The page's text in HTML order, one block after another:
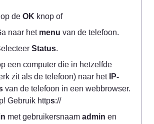
op de OK knop of
naar het menu van de telefoon.
Status.
een computer die in hetzelfde
zit als de telefoon) naar het IP-
van de telefoon in een webbrowser.
Gebruik https://
met gebruikersnaam admin en